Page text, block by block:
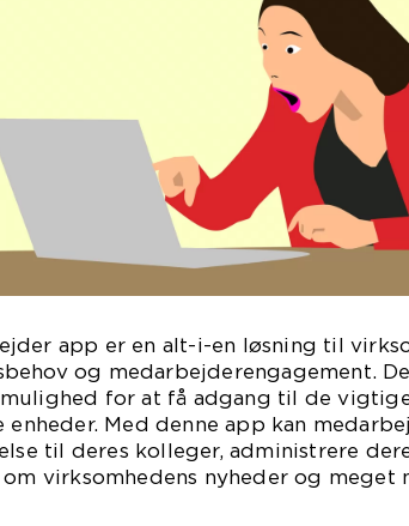
app er en alt-i-en løsning til
og medarbejderengagement.
for at få adgang til de
enheder. Med denne app kan
til deres kolleger, administrere
virksomhedens nyheder og meget